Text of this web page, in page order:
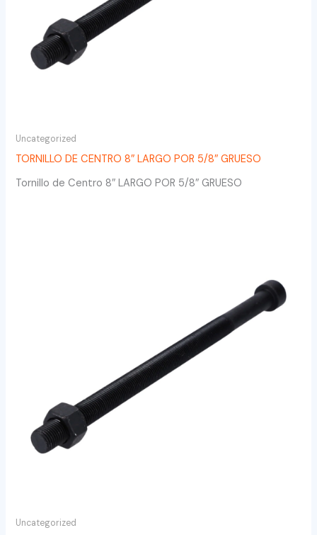
Uncategorized
TORNILLO DE CENTRO 8″ LARGO POR 5/8″ GRUESO
Tornillo de Centro 8″ LARGO POR 5/8″ GRUESO
Uncategorized